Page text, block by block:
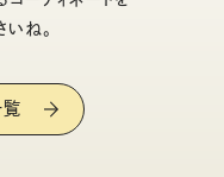
ね。
覧